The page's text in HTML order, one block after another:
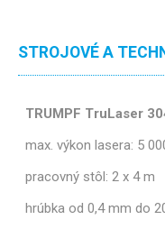
STROJOVÉ A
TRUMPF TruLaser
max. výkon lasera: 5
pracovný stôl: 2 x 4 m
hrúbka od 0,4 mm do